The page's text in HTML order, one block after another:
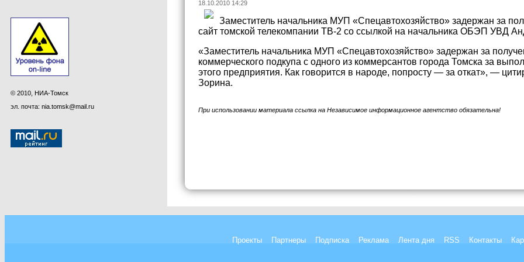
© 2010, НИА-Томск
эл. почта: nia.tomsk@mail.ru
18.10.2010 14:29
Заместитель начальника МУП «Спецавтохозяйство» задержан за
сайт томской телекомпании ТВ-2 со ссылкой на начальника ОБЭП УВД
«Заместитель начальника МУП «Спецавтохозяйство» задержан за
коммерческого подкупа с одного из коммерсантов города Томска за
этого предприятия. Как говорится в народе, попросту — за откат», —
Зорина.
При использовании материала ссылка на Независимое информационное агентство обязательна!
Проекты Партнеры Подписка Реклама Лента дня RSS Контакты